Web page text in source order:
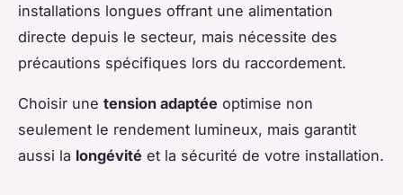
installations longues offrant une alimentation
directe depuis le secteur, mais nécessite des
précautions spécifiques lors du raccordement.
Choisir une tension adaptée optimise non
seulement le rendement lumineux, mais garantit
aussi la longévité et la sécurité de votre installation.